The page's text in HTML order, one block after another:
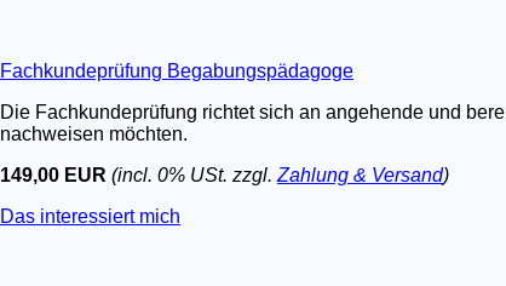
Fachkundeprüfung Begabungspädagoge
Die Fachkundeprüfung richtet sich an angehende und
nachweisen möchten.
149,00 EUR (incl. 0% USt. zzgl. Zahlung & Versand)
Das interessiert mich